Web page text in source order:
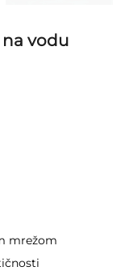
vodu
mrežom